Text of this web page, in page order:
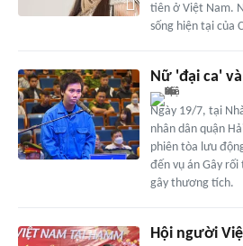
tiên ở Việt Nam.
sống hiện tại của
Nữ 'đại ca'
Ngày 19/7, tại
nhân dân quận
phiên tòa lưu
đến vụ án Gây rối
gây thương tích.
Hội người